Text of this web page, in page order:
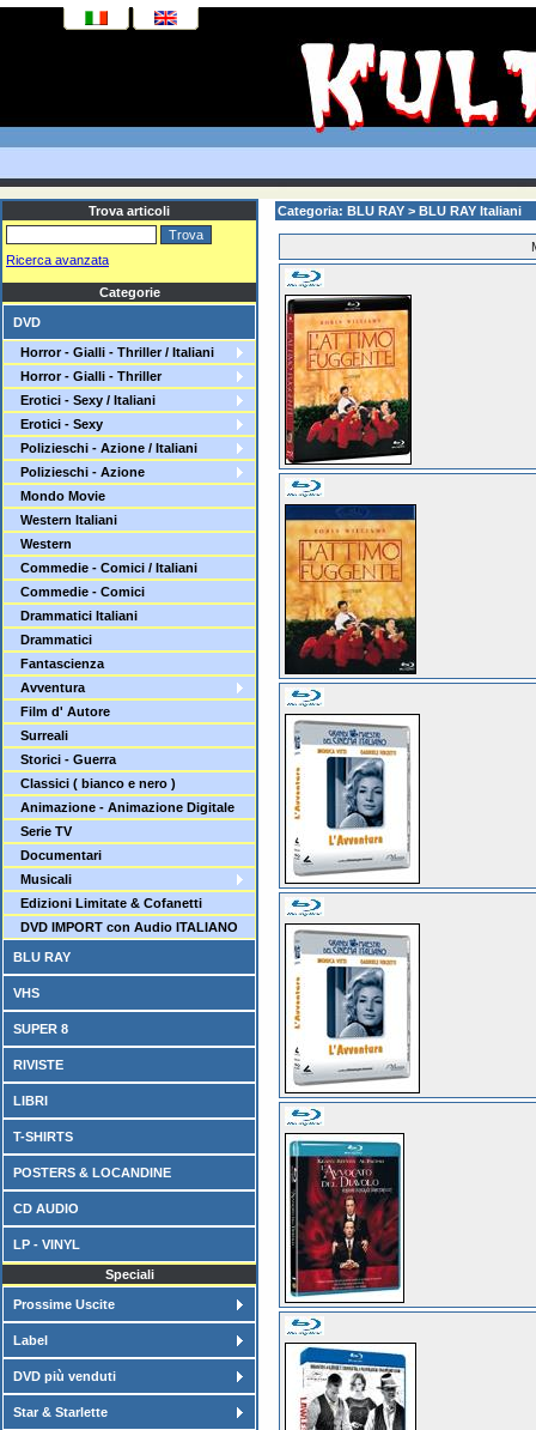
Trova articoli
Ricerca avanzata
Categorie
DVD
Horror - Gialli - Thriller / Italiani
Horror - Gialli - Thriller
Erotici - Sexy / Italiani
Erotici - Sexy
Polizieschi - Azione / Italiani
Polizieschi - Azione
Mondo Movie
Western Italiani
Western
Commedie - Comici / Italiani
Commedie - Comici
Drammatici Italiani
Drammatici
Fantascienza
Avventura
Film d' Autore
Surreali
Storici - Guerra
Classici ( bianco e nero )
Animazione - Animazione Digitale
Serie TV
Documentari
Musicali
Edizioni Limitate & Cofanetti
DVD IMPORT con Audio ITALIANO
BLU RAY
VHS
SUPER 8
RIVISTE
LIBRI
T-SHIRTS
POSTERS & LOCANDINE
CD AUDIO
LP - VINYL
Speciali
Prossime Uscite
Label
DVD più venduti
Star & Starlette
Categoria: BLU RAY > BLU RAY Italiani